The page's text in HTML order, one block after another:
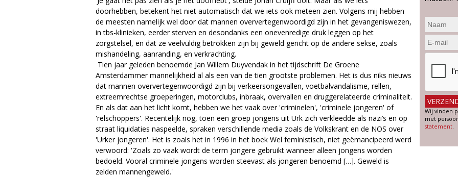
g
a
z
i
n
e
doorhebben, betekent het niet automatisch dat we iets ook meteen zien. Volgens mij hebben
de meesten namelijk wel door dat mannen oververtegenwoordigd zijn in het gevangeniswezen,
in tbs-klinieken, eerder sterven en desondanks een onevenredige druk leggen op het
zorgstelsel, en dat ze veelvuldig betrokken zijn bij geweld gericht op de andere sekse, zoals
mishandeling, aanranding, en verkrachting.
Tien jaar geleden benoemde Jan Willem Duyvendak in het tijdschrift De Groene
Amsterdammer mannelijkheid al als een van de tien grootste problemen. Het is dus niks nieuws
dat mannen oververtegenwoordigd zijn bij verkeersongevallen, voetbalvandalisme, rellen,
extreemrechtse groeperingen, motorclubs, inbraak, overvallen en druggerelateerde criminaliteit.
En als dat aan het licht komt, hebben we het vaak over 'criminelen', 'criminele jongeren' of
'relschoppers'. Recentelijk nog, toen een groep jongens uit Urk zich verkleedde als nazi’s en op
straat liquidaties naspeelde, spraken verschillende media zoals de Volkskrant en de NOS over
'Urker jongeren'. Het is zoals het in 1996 in het boek Wel feministisch, niet geëmancipeerd werd
verwoord: 'Zoals zo vaak wordt de term jongere gebruikt wanneer alleen jongens worden
bedoeld. Vooral criminele jongens worden steevast als jongeren benoemd […]. Geweld is
zelden mannengeweld.'
Wij vinden
met
statement.